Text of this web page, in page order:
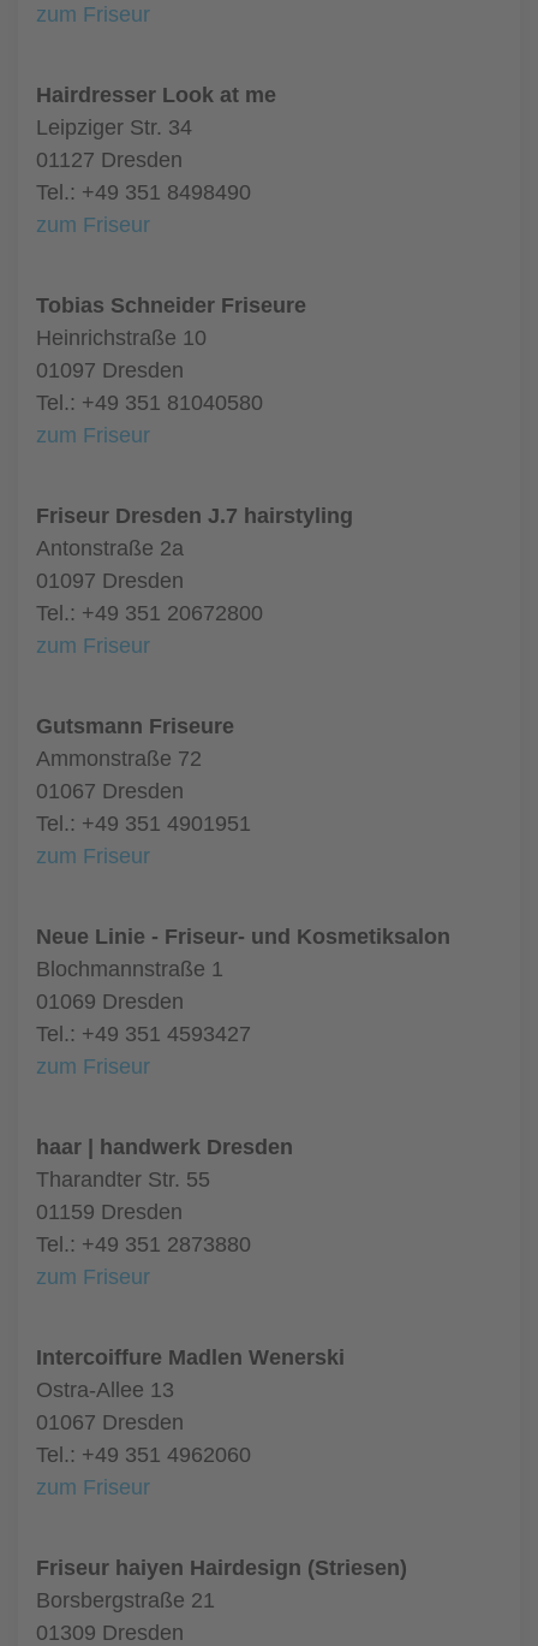
zum Friseur
Hairdresser Look at me
Leipziger Str. 34
01127 Dresden
Tel.: +49 351 8498490
zum Friseur
Tobias Schneider Friseure
Heinrichstraße 10
01097 Dresden
Tel.: +49 351 81040580
zum Friseur
Friseur Dresden J.7 hairstyling
Antonstraße 2a
01097 Dresden
Tel.: +49 351 20672800
zum Friseur
Gutsmann Friseure
Ammonstraße 72
01067 Dresden
Tel.: +49 351 4901951
zum Friseur
Neue Linie - Friseur- und Kosmetiksalon
Blochmannstraße 1
01069 Dresden
Tel.: +49 351 4593427
zum Friseur
haar | handwerk Dresden
Tharandter Str. 55
01159 Dresden
Tel.: +49 351 2873880
zum Friseur
Intercoiffure Madlen Wenerski
Ostra-Allee 13
01067 Dresden
Tel.: +49 351 4962060
zum Friseur
Friseur haiyen Hairdesign (Striesen)
Borsbergstraße 21
01309 Dresden